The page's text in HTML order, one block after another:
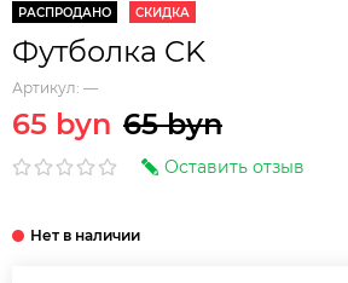
РАСПРОДАНО СКИДКА
Футболка CK
Артикул: —
65 byn 65 byn
Оставить отзыв